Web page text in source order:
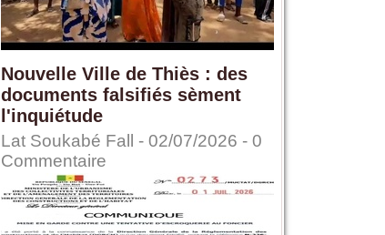
Nouvelle Ville de Thiès : des
documents falsifiés sèment
l'inquiétude
Lat Soukabé Fall - 02/07/2026 - 0
Commentaire